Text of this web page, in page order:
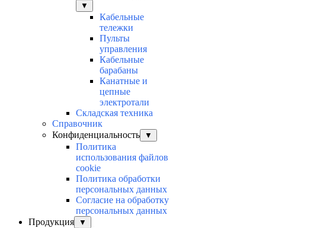
▼
Кабельные
тележки
Пульты
управления
Кабельные
барабаны
Канатные и
цепные
электротали
Складская техника
Справочник
Конфиденциальность
▼
Политика
использования файлов
cookie
Политика обработки
персональных данных
Согласие на обработку
персональных данных
Продукция
▼